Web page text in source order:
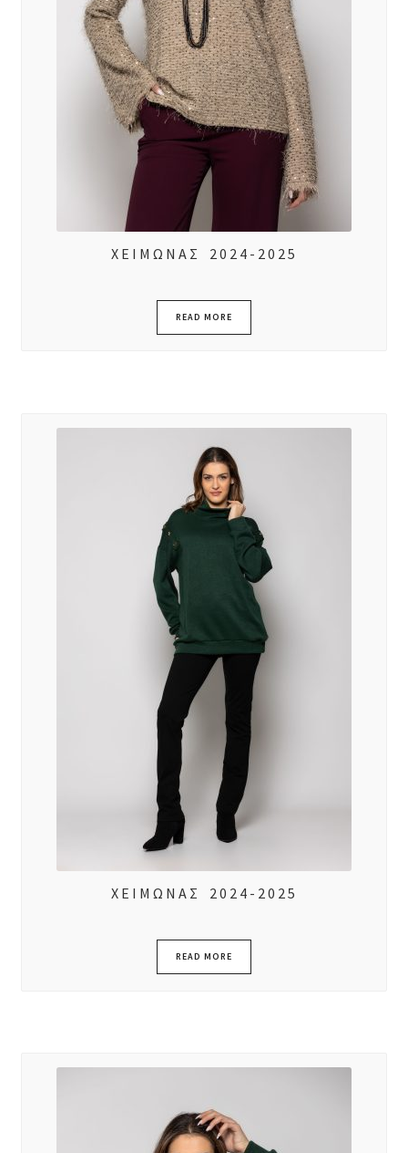
ΧΕΙΜΩΝΑΣ 2024-2025
READ MORE
ΧΕΙΜΩΝΑΣ 2024-2025
READ MORE